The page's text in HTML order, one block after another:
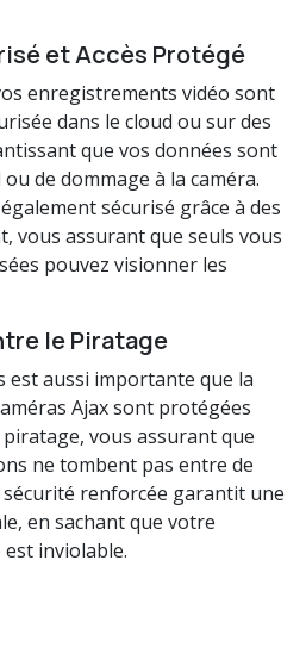
et Accès Protégé
enregistrements vidéo sont
dans le cloud ou sur des
que vos données sont
de dommage à la caméra.
sécurisé grâce à des
vous assurant que seuls vous
pouvez visionner les
le Piratage
est aussi importante que la
Ajax sont protégées
vous assurant que
ne tombent pas entre de
sécurité renforcée garantit une
en sachant que votre
inviolable.